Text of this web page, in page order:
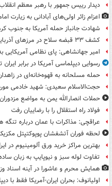
دیدار رییس جمهور با رهبر معظم
اعزام زائر اولی‌های آبادانی به زیارت
شهادت جانباز حمله آمریکا به جنوب
کشف ۳۳ قبضه سلاح در مرزهای آذربایجان غربی
امیر جهانشاهی: پای نظامی آمریکایی
رسوایی دیپلماسی آمریکا در برابر
حمله مسلحانه به قهوه‌خانه‌ای در زاهدان؛ ۲ نفر جان
حجت‌الاسلام سعیدی: شهید خادمی
حملات انصارالله یمن به مواضع
فولاد راه استقلال را با رضاییان رفت
عراقچی: مذاکرات با عمان درباره
لحظه فوران آتشفشان پوپوکتپتل
بهترین مراکز خرید ورق آلومینیوم در
تفاوت لوله سبز و نیوپایپ به زبان
همایش محرم و عاشورا در آینه اسناد
اولیانوف: بحران ایران-آمریکا فقط با